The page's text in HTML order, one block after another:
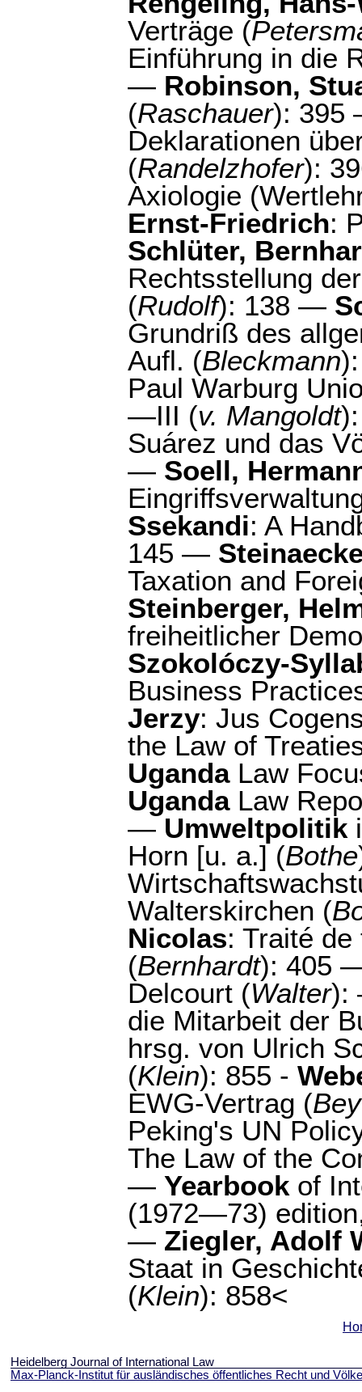
Verträge (
Einführung in die
— Robinson,
(Raschauer):
Deklarationen
(Randelzhofer):
Axiologie
Ernst-Friedrich:
Schlüter,
Rechtsstellung
(Rudolf): 138 —
Grundriß des
Aufl. (Bleckmann
Paul Warburg
—III (v. Mangoldt
Suárez und das
— Soell,
Ssekandi: A
145 —
Taxation and
Steinberger,
freiheitlicher
Szokolóczy-
Business
Jerzy: Jus
the Law of
UgandaLaw
UgandaLaw
— Umweltpolitik
Horn [u. a.] (Bothe
Walterskirchen (
Nicolas: Traité
(Bernhardt): 405
Delcourt (Walter):
die Mitarbeit der
hrsg. von Ulrich
(Klein): 855 -
EWG-Vertrag (
Peking's UN
The Law of the
— Yearbook of
(1972—73)
— Ziegler, Adolf
Staat in
(Klein): 858<
Heidelberg Journal of International Law
Max-Planck-Institut für ausländisches öffentliches Recht und